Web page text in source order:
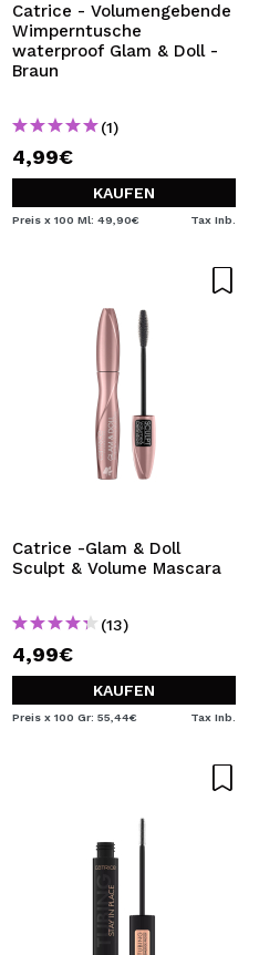
Catrice - Volumengebende
Wimperntusche
waterproof Glam & Doll -
Braun
(1)
4,99€
KAUFEN
Preis x 100 Ml: 49,90€ Tax Inb.
Catrice -Glam & Doll
Sculpt & Volume Mascara
(13)
4,99€
KAUFEN
Preis x 100 Gr: 55,44€ Tax Inb.